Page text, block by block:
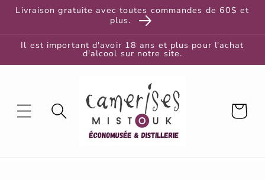
passer
Livraison gratuite avec toutes commandes de 60$ et
plus.
Il est important d'avoir 18 ans et plus pour l'achat
d'alcool sur notre site.